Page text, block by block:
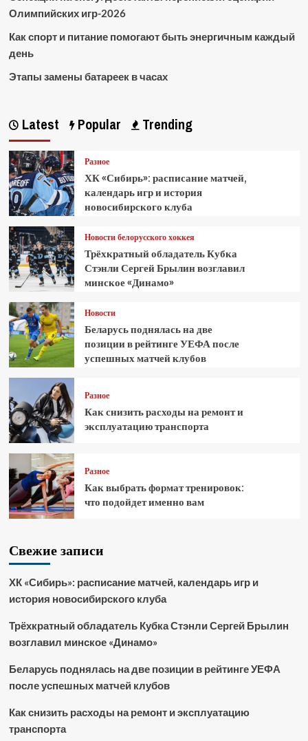
Олимпийских игр-2026
Как спорт и питание помогают быть энергичным каждый
день
Этапы замены батареек в часах
Latest Popular Trending
Разное
ХК «Сибирь»: расписание матчей,
календарь игр и история
новосибирского клуба
Новости белорусского хоккея
Трёхкратный обладатель Кубка
Стэнли Сергей Брылин возглавил
минское «Динамо»
Новости
Беларусь поднялась на две
позиции в рейтинге УЕФА после
успешных матчей клубов
Разное
Как снизить расходы на ремонт и
эксплуатацию транспорта
Разное
Как выбрать формат тренировок:
что подойдет именно вам
Свежие записи
ХК «Сибирь»: расписание матчей, календарь игр и
история новосибирского клуба
Трёхкратный обладатель Кубка Стэнли Сергей Брылин
возглавил минское «Динамо»
Беларусь поднялась на две позиции в рейтинге УЕФА
после успешных матчей клубов
Как снизить расходы на ремонт и эксплуатацию
транспорта